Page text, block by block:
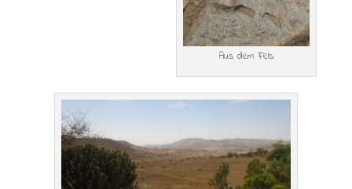
Aus dem Fels